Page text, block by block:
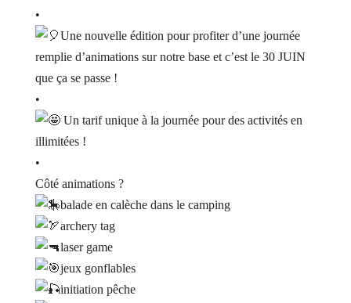
•
Une nouvelle édition pour profiter d’une journée
remplie d’animations sur notre base et c’est le 30 JUIN
que ça se passe !
•
Un tarif unique à la journée pour des activités en
illimitées !
•
Côté animations ?
balade en calèche dans le camping
archery tag
laser game
jeux gonflables
initiation pêche